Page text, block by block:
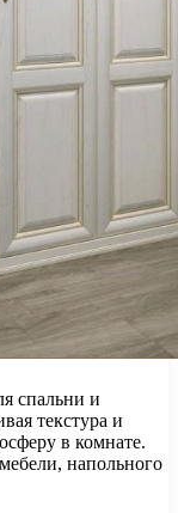
спальни и
текстура и
в комнате.
напольного